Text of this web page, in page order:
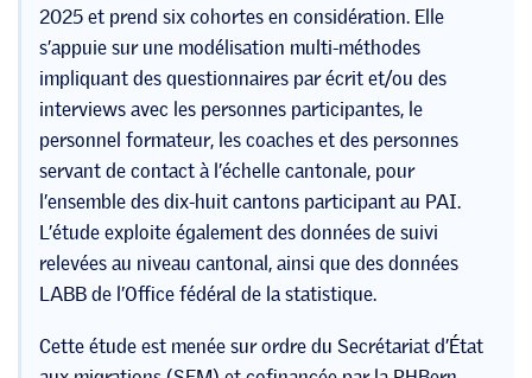
2025 et prend six cohortes en considération. Elle
s’appuie sur une modélisation multi-méthodes
impliquant des questionnaires par écrit et/ou des
interviews avec les personnes participantes, le
personnel formateur, les coaches et des personnes
servant de contact à l’échelle cantonale, pour
l’ensemble des dix-huit cantons participant au PAI.
L’étude exploite également des données de suivi
relevées au niveau cantonal, ainsi que des données
LABB de l’Office fédéral de la statistique.
Cette étude est menée sur ordre du Secrétariat d’État